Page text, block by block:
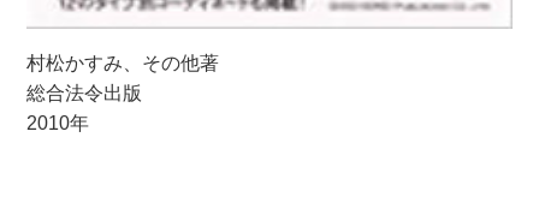
村松かすみ、その他著
総合法令出版
2010年